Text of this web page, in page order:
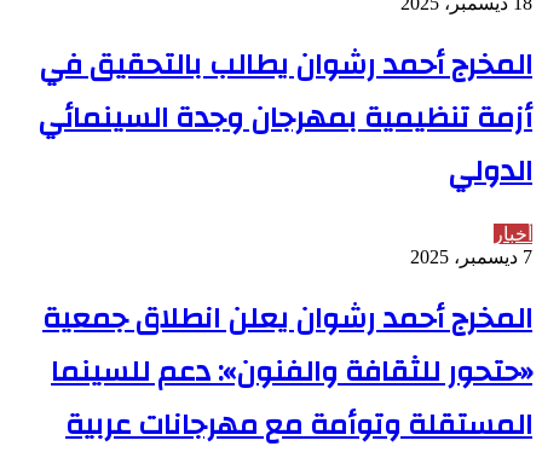
المخرج أحمد رشوان يطالب بالتحقيق في
أزمة تنظيمية بمهرجان وجدة السينمائي
الدولي
أخبار
7 ديسمبر، 2025
المخرج أحمد رشوان يعلن انطلاق جمعية
«حتحور للثقافة والفنون»: دعم للسينما
المستقلة وتوأمة مع مهرجانات عربية